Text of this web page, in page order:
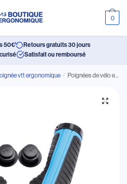
0
50€
Retours gratuits 30 jours
Satisfait ou remboursé
vtt ergonomique / Poignées de vélo ergonomiques avec repose-mains pour vtt avec ou sans bar-ends